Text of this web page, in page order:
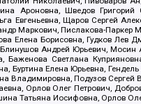
Ароновна, Шведов
Евгеньевна, Щаров Сергей
Маркович, Пислакова-
Елена Борисовна, Гудков
Андрей Юрьевич,
Светлана
Буртина Елена Юрьевна,
Подузов
Орлов Олег Петрович,
Татьяна Иосифовна, Орлов